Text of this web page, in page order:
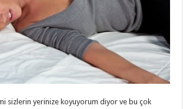
sizlerin yerinize koyuyorum diyor ve bu çok